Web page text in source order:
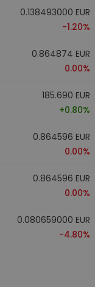
0.138493000 EUR
-1.20%
0.864874 EUR
0.00%
185.690 EUR
+0.80%
0.864596 EUR
0.00%
0.864596 EUR
0.00%
0.080659000 EUR
-4.80%